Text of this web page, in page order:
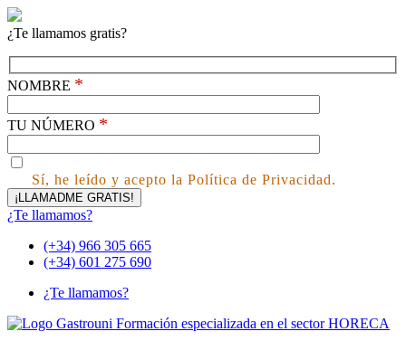
¿Te llamamos gratis?
NOMBRE *
TU NÚMERO *
Sí, he leído y acepto la Política de Privacidad.
¿Te llamamos?
(+34) 966 305 665
(+34) 601 275 690
¿Te llamamos?